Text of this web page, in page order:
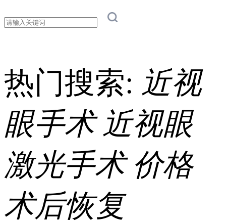
热门搜索: 近视
眼手术 近视眼
激光手术 价格
术后恢复